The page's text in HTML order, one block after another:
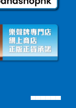
▄▄▄▄▄▄